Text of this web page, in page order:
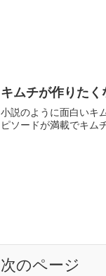
キムチが作りたく
小説のように面白いキ
ピソードが満載でキム
次のページ